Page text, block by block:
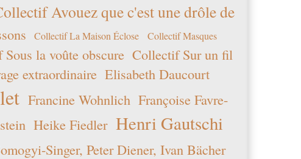
Avouez que c'est une drôle de
Collectif La Maison Éclose Collectif Masques
la voûte obscure Collectif Sur un fil
extraordinaire Elisabeth Daucourt
Francine Wohnlich Françoise Favre-
Heike Fiedler Henri Gautschi
Singer, Peter Diener, Ivan Bächer